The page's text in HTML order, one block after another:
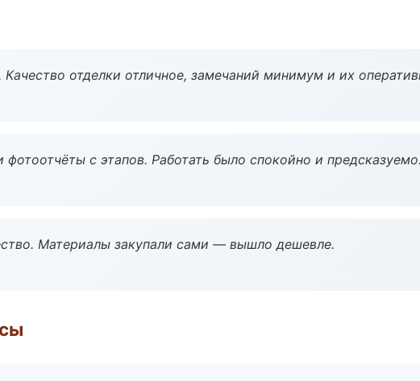
отделки отличное, замечаний минимум и их
с этапов. Работать было спокойно и предсказуемо.
Материалы закупали сами — вышло дешевле.